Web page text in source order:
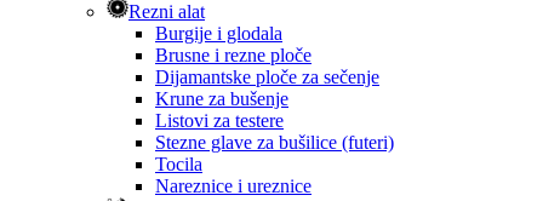
Rezni alat
Burgije i glodala
Brusne i rezne ploče
Dijamantske ploče za sečenje
Krune za bušenje
Listovi za testere
Stezne glave za bušilice (futeri)
Tocila
Nareznice i ureznice